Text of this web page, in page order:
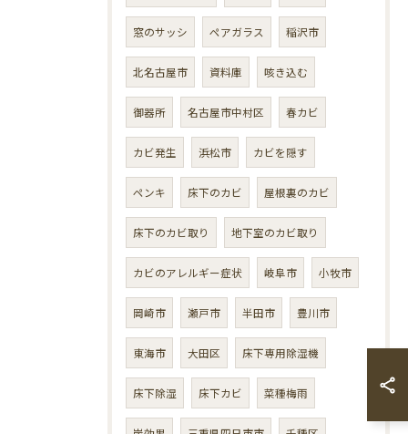
窓のサッシ ペアガラス 稲沢市
北名古屋市 資料庫 咳き込む
御器所 名古屋市中村区 春カビ
カビ発生 浜松市 カビを隠す
ペンキ 床下のカビ 屋根裏のカビ
床下のカビ取り 地下室のカビ取り
カビのアレルギー症状 岐阜市 小牧市
岡崎市 瀬戸市 半田市 豊川市
東海市 大田区 床下専用除湿機
床下除湿 床下カビ 菜種梅雨